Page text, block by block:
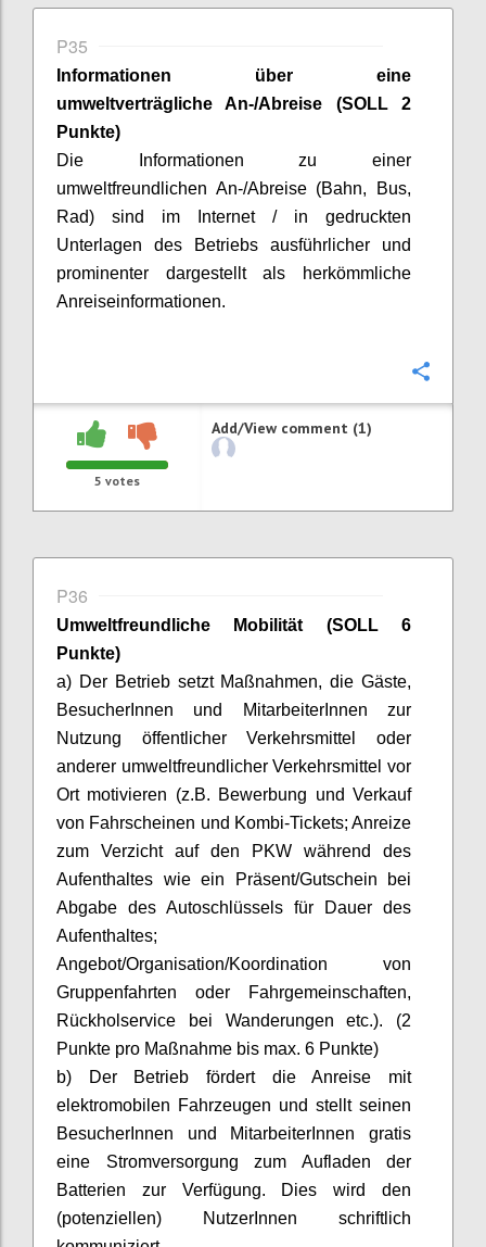
P35
Informationen über eine
umweltverträgliche An-/Abreise (SOLL 2
Punkte)
Die Informationen zu einer
umweltfreundlichen An-/Abreise (Bahn, Bus,
Rad) sind im Internet / in gedruckten
Unterlagen des Betriebs ausführlicher und
prominenter dargestellt als herkömmliche
Anreiseinformationen.
5 votes
Add/View comment (1)
P36
Umweltfreundliche Mobilität (SOLL 6
Punkte)
a) Der Betrieb setzt Maßnahmen, die Gäste,
BesucherInnen und MitarbeiterInnen zur
Nutzung öffentlicher Verkehrsmittel oder
anderer umweltfreundlicher Verkehrsmittel vor
Ort motivieren (z.B. Bewerbung und Verkauf
von Fahrscheinen und Kombi-Tickets; Anreize
zum Verzicht auf den PKW während des
Aufenthaltes wie ein Präsent/Gutschein bei
Abgabe des Autoschlüssels für Dauer des
Aufenthaltes;
Angebot/Organisation/Koordination von
Gruppenfahrten oder Fahrgemeinschaften,
Rückholservice bei Wanderungen etc.). (2
Punkte pro Maßnahme bis max. 6 Punkte)
b) Der Betrieb fördert die Anreise mit
elektromobilen Fahrzeugen und stellt seinen
BesucherInnen und MitarbeiterInnen gratis
eine Stromversorgung zum Aufladen der
Batterien zur Verfügung. Dies wird den
(potenziellen)
NutzerInnen schriftlich